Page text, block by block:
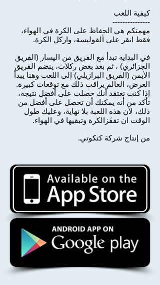
كيفية اللعب
---------------
مهمتكم هي الحفاظ على الكرة في الهواء،
فقط انقر على ألفوليسة، واركل الكرة.
في البداية تبدأ مع الفريق من اليسار (الفريق
الجزائري) ، ثم بعد بعض ركلات، ينضم الفريق
الأيمن (الفريق البرازيلي) إلى اللعب وهنا يبدأ
العرض، العالم يراقب ذلك مع توقعات كبيرة.
إذا كنت تعتقد أنك حصلت على أفضل نتيجة،
تأكد من أنه يمكنك أن تحصل على أفضل من
ذلك، لأن هذه اللعبة بلا نهاية، وعليك طول
الوقت ان تقفَزالكرة وتبقيها في الهواء.
من إنتاج شركة كتكوتي.